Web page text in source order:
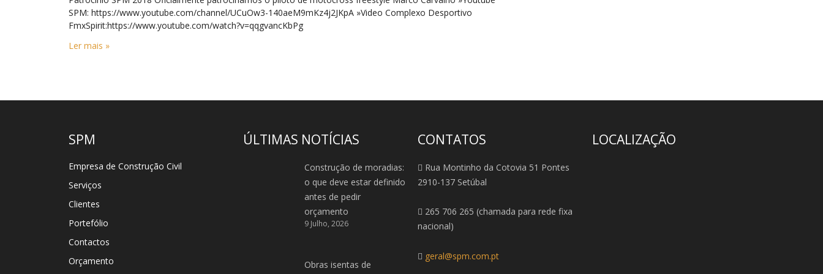
SPM: https://www.youtube.com/channel/UCuOw3-140aeM9mKz4j2JKpA »Video Complexo Desportivo
FmxSpirit:https://www.youtube.com/watch?v=qqgvancKbPg
Ler mais »
SPM
Empresa de Construção Civil
Serviços
Clientes
Portefólio
Contactos
Orçamento
ÚLTIMAS NOTÍCIAS
Construção de moradias:
o que deve estar definido
antes de pedir
orçamento
9 Julho, 2026
Obras isentas de
CONTATOS
Rua Montinho da Cotovia 51 Pontes
2910-137 Setúbal
265 706 265 (chamada para rede fixa
nacional)
geral@spm.com.pt
LOCALIZAÇÃO